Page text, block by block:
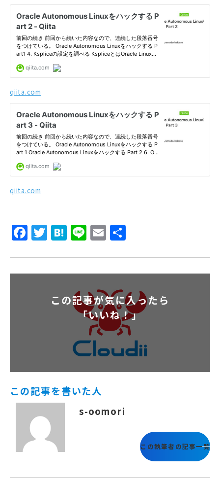
qiita.com
qiita.com
Facebook
Twitter
Hatena
LineEmail
この記事が気に入ったら
「いいね！」
この記事を書いた人
s-oomori
この執筆者の記事一覧